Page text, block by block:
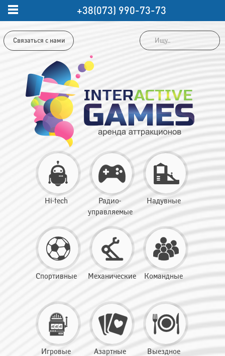
Связаться с нами
Hi-tech
Радио-
управляемые
Надувные
Спортивные Механические Командные
Игровые
Азартные
Выездное
+38(073) 990-73-73